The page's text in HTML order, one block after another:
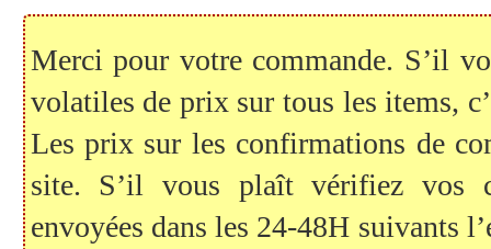
Merci pour votre commande. S’il
volatiles de prix sur tous les items,
Les prix sur les confirmations de
site. S’il vous plaît vérifiez vos
envoyées dans les 24-48H suivants